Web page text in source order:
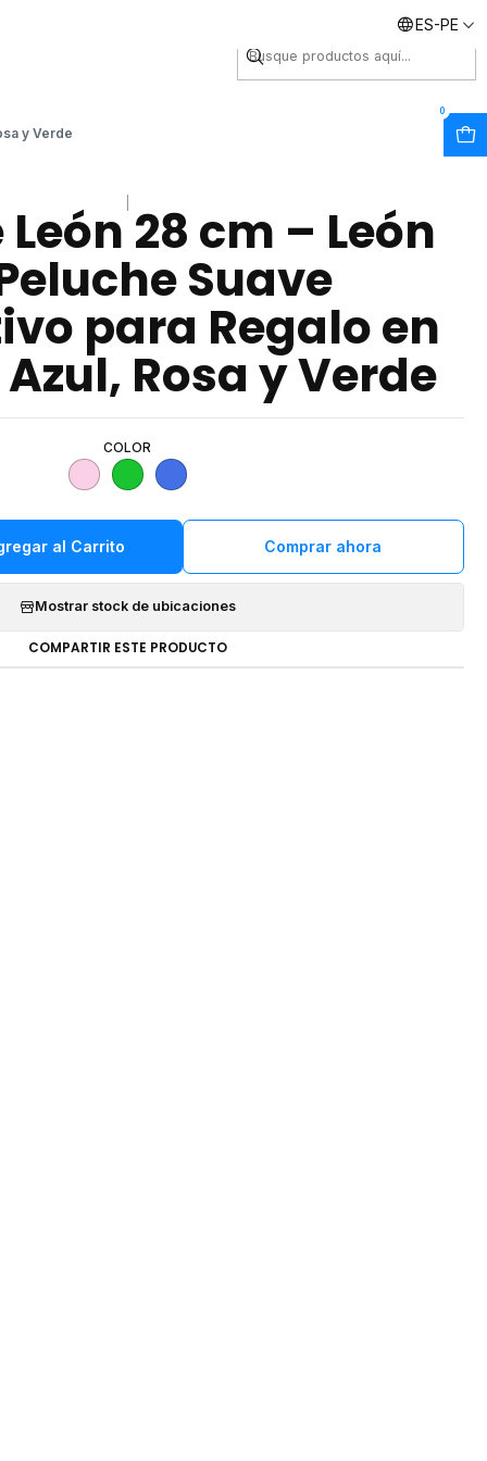
0
ES-PE
y Verde
28 cm – León
Suave
para Regalo en
Rosa y Verde
COLOR
al Carrito Comprar ahora
Mostrar stock de ubicaciones
COMPARTIR ESTE PRODUCTO